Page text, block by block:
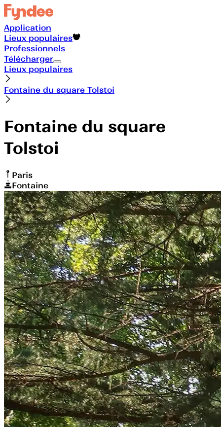
Application
Lieux populaires
Professionnels
Télécharger
Lieux populaires
Fontaine du square Tolstoi
Fontaine du square
Tolstoi
Paris
Fontaine